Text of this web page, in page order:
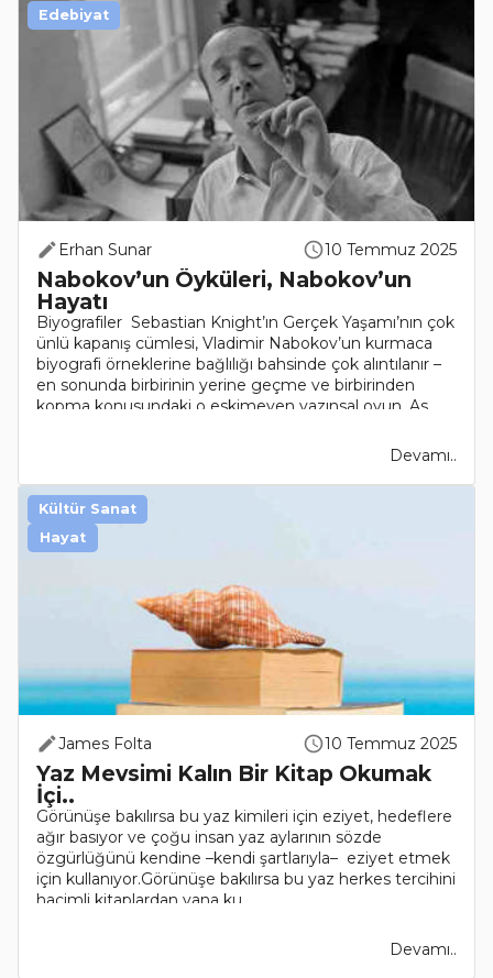
Erhan Sunar 10 Temmuz 2025
Nabokov’un Öyküleri, Nabokov’un
Hayatı
Biyografiler Sebastian Knight’ın Gerçek Yaşamı’nın çok
ünlü kapanış cümlesi, Vladimir Nabokov’un kurmaca
biyografi örneklerine bağlılığı bahsinde çok alıntılanır –
en sonunda birbirinin yerine geçme ve birbirinden
kopma konusundaki o eskimeyen yazınsal oyun. As..
Devamı..
Edebiyat
James Folta 10 Temmuz 2025
Yaz Mevsimi Kalın Bir Kitap Okumak
İçi..
Görünüşe bakılırsa bu yaz kimileri için eziyet, hedeflere
ağır basıyor ve çoğu insan yaz aylarının sözde
özgürlüğünü kendine –kendi şartlarıyla– eziyet etmek
için kullanıyor.Görünüşe bakılırsa bu yaz herkes tercihini
hacimli kitaplardan yana ku..
Devamı..
Kültür Sanat
Hayat